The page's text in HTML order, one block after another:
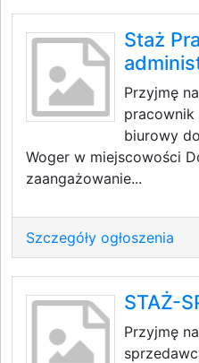
Staż
Przyjmę
biurowy
Woger w miejscowości
zaangażowanie...
Szczegóły ogłoszenia
STAŻ-
Przyjmę